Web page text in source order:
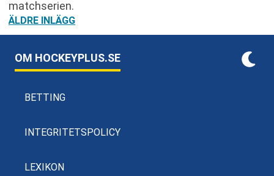
matchserien.
INLÄGGSNAVIGERING
ÄLDRE INLÄGG
OM HOCKEYPLUS.SE
BETTING
INTEGRITETSPOLICY
LEXIKON